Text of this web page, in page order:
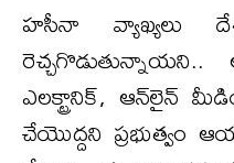
హసీనా వ్యాఖ్యలు
ఎలక్ట్రానిక్, ఆన్‌లైన్‌
చేయొద్దని ప్రభుత్వం